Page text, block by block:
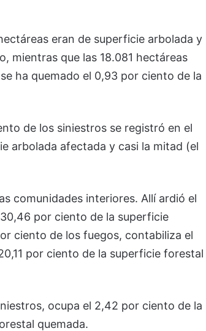
eran de superficie arbolada y
mientras que las 18.081 hectáreas
ha quemado el 0,93 por ciento de la
de los siniestros se registró en el
arbolada afectada y casi la mitad (el
comunidades interiores. Allí ardió el
por ciento de la superficie
ciento de los fuegos, contabiliza el
por ciento de la superficie forestal
ocupa el 2,42 por ciento de la
quemada.